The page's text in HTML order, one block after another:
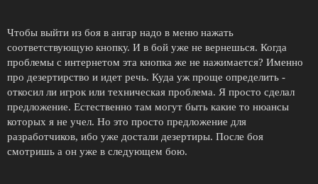
Чтобы выйти из боя в ангар надо в меню нажать
соответствующую кнопку. И в бой уже не вернешься. Когда
проблемы с интернетом эта кнопка же не нажимается? Именно
про дезертирство и идет речь. Куда уж проще определить -
откосил ли игрок или техническая проблема. Я просто сделал
предложение. Естественно там могут быть какие то нюансы
которых я не учел. Но это просто предложение для
разработчиков, ибо уже достали дезертиры. После боя
смотришь а он уже в следующем бою.